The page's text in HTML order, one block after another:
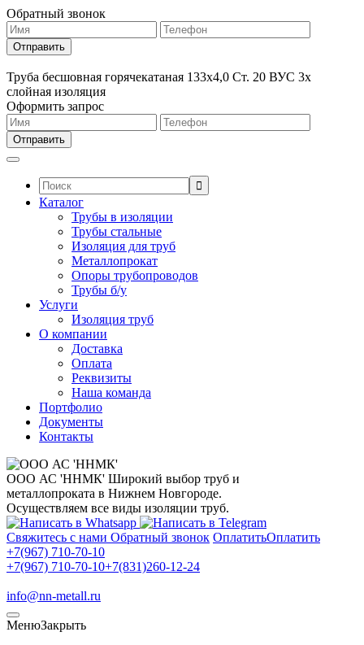
Обратный звонок
Труба бесшовная горячекатаная 133х4,0 Ст. 20 ВУС 3х
слойная изоляция
Оформить запрос
Поиск:
Каталог
Трубы в изоляции
Трубы стальные
Изоляция для труб
Металлопрокат
Опоры трубопроводов
Трубы б/у
Услуги
Изоляция труб
О компании
Доставка
Оплата
Реквизиты
Наша команда
Портфолио
Документы
Контакты
ООО АС 'ННМК' Широкий выбор труб и
металлопроката в Нижнем Новгороде.
Осуществляем все виды изоляции труб.
Свяжитесь с нами Обратный звонок ОплатитьОплатить
+7(967) 710-70-10
+7(967) 710-70-10+7(831)260-12-24
info@nn-metall.ru
МенюЗакрыть